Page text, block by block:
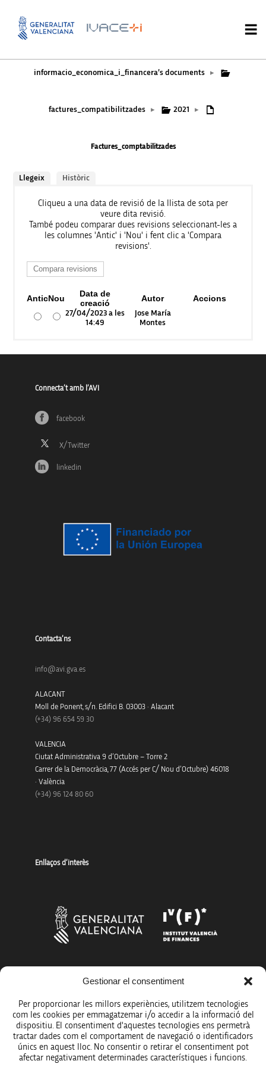
Gestionar el consentiment
Per proporcionar les millors experiències, utilitzem tecnologies
com les cookies per emmagatzemar i/o accedir a la informació del
dispositiu. El consentiment d'aquestes tecnologies ens permetrà
tractar dades com el comportament de navegació o identificadors
únics en aquest lloc. No consentir o retirar el consentiment pot
afectar negativament determinades característiques i funcions.
informacio_economica_i_financera’s documents ▸
factures_compatibilitzades ▸ 2021 ▸
Factures_comptabilitzades
Llegeix Històric
Cliqueu a una data de revisió de la llista de sota per
veure dita revisió.
També podeu comparar dues revisions seleccionant-les a
les columnes 'Antic' i 'Nou' i fent clic a 'Compara
revisions'.
AnticNou
Data de
creació
Autor Accions
27/04/2023 a les
14:49
Jose María
Montes
Connecta’t amb l’AVI
facebook
linkedin
Contacta’ns
info@avi.gva.es
ALACANT
Moll de Ponent, s/n. Edifici B. 03003 · Alacant
(+34) 96 654 59 30
VALENCIA
Ciutat Administrativa 9 d’Octubre – Torre 2
Carrer de la Democràcia, 77 (Accés per C/ Nou d’Octubre) 46018
· València
(+34) 96 124 80 60
Enllaços d’interès
Més organismes de suport a la innovació
Avís legal